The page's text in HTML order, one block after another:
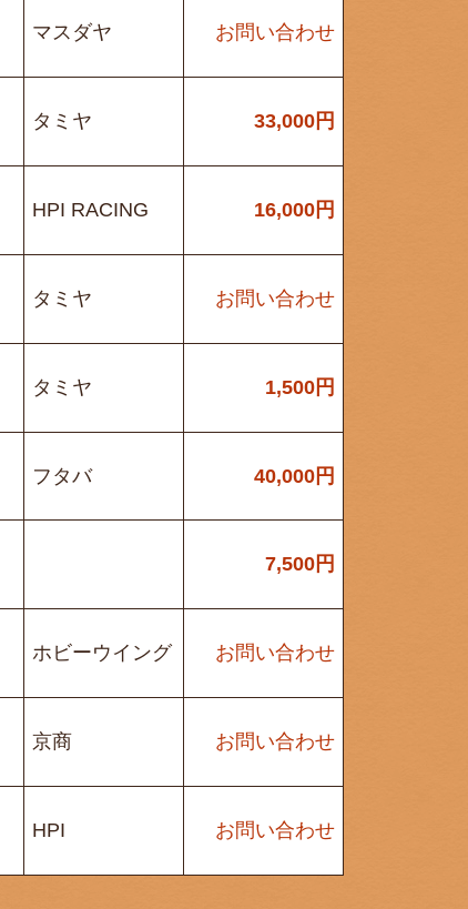
マスダヤ お問い合わせ
タミヤ 33,000円
HPI RACING 16,000円
タミヤ お問い合わせ
タミヤ 1,500円
フタバ 40,000円
7,500円
ホビーウイング お問い合わせ
京商 お問い合わせ
HPI お問い合わせ